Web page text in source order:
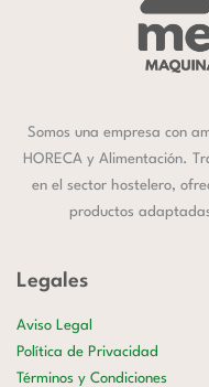
Somos una empresa con
HORECA y Alimentación.
en el sector hostelero,
productos
Legales
Aviso Legal
Política de Privacidad
Términos y Condiciones